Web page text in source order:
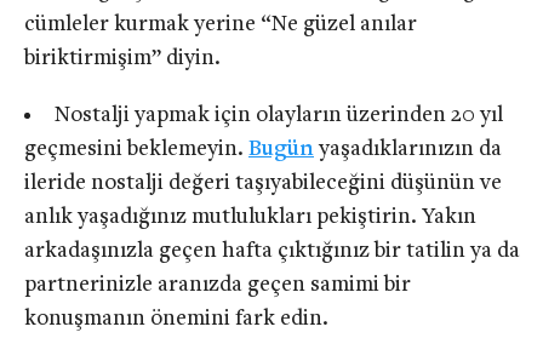
cümleler kurmak yerine “Ne güzel anılar
biriktirmişim” diyin.
Nostalji yapmak için olayların üzerinden 20 yıl
geçmesini beklemeyin. Bugünyaşadıklarınızın da
ileride nostalji değeri taşıyabileceğini düşünün ve
anlık yaşadığınız mutlulukları pekiştirin. Yakın
arkadaşınızla geçen hafta çıktığınız bir tatilin ya da
partnerinizle aranızda geçen samimi bir
konuşmanın önemini fark edin.